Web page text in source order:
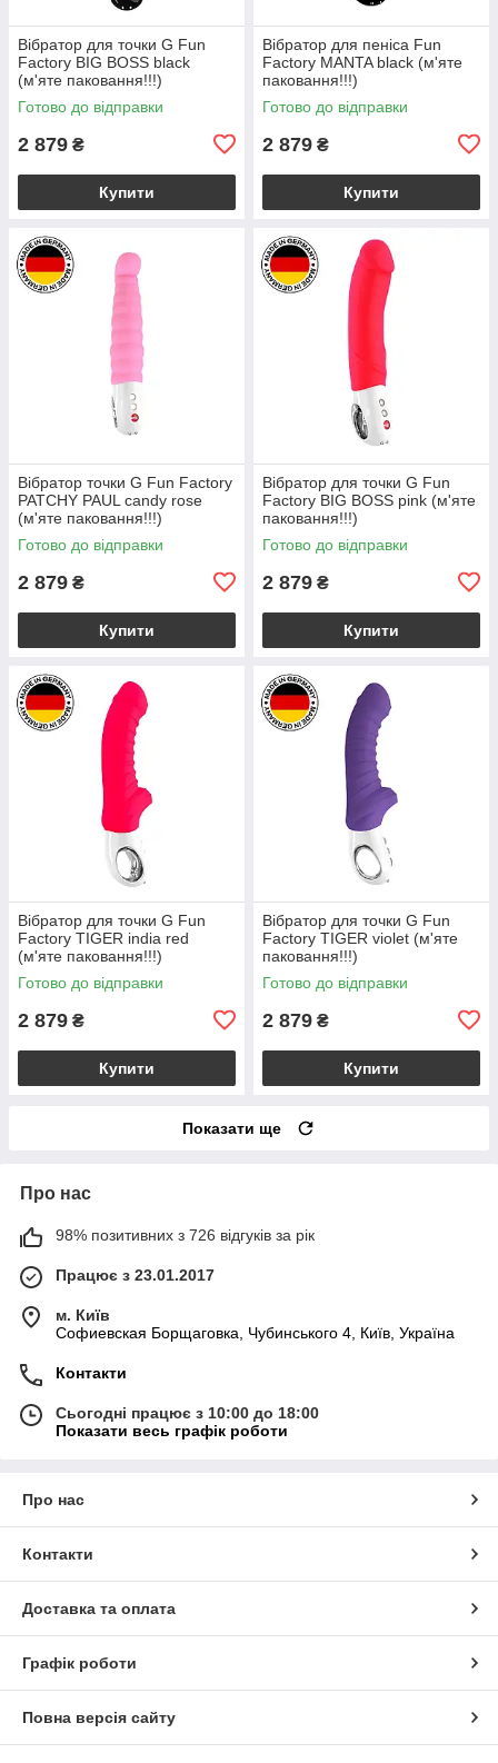
Вібратор для точки G Fun
Factory BIG BOSS black
(м'яте паковання!!!)
Готово до відправки
2 879 ₴
Купити
Вібратор для пеніса Fun
Factory MANTA black (м'яте
паковання!!!)
Готово до відправки
2 879 ₴
Купити
Вібратор точки G Fun Factory
PATCHY PAUL candy rose
(м'яте паковання!!!)
Готово до відправки
2 879 ₴
Купити
Вібратор для точки G Fun
Factory BIG BOSS pink (м'яте
паковання!!!)
Готово до відправки
2 879 ₴
Купити
Вібратор для точки G Fun
Factory TIGER india red
(м'яте паковання!!!)
Готово до відправки
2 879 ₴
Купити
Вібратор для точки G Fun
Factory TIGER violet (м'яте
паковання!!!)
Готово до відправки
2 879 ₴
Купити
Показати ще
Про нас
98% позитивних з 726 відгуків за рік
Працює з 23.01.2017
м. Київ
Софиевская Борщаговка, Чубинського 4, Київ, Україна
Контакти
Сьогодні працює з 10:00 до 18:00
Показати весь графік роботи
Про нас
Контакти
Доставка та оплата
Графік роботи
Повна версія сайту